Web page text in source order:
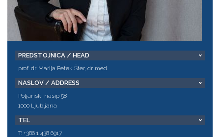
PREDSTOJNICA / HEAD
prof. dr. Marija Petek Šter, dr. med.
NASLOV / ADDRESS
Poljanski nasip 58
1000 Ljubljana
TEL
T: +386 1 438 6917